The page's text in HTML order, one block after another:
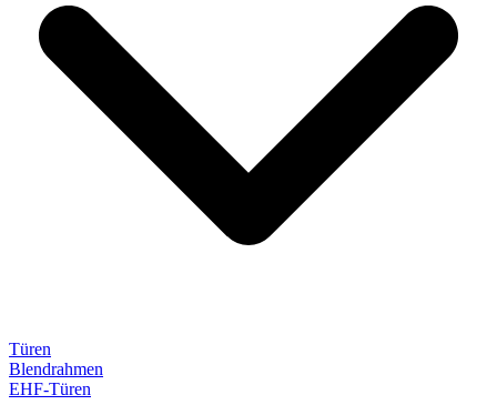
Türen
Blendrahmen
EHF-Türen